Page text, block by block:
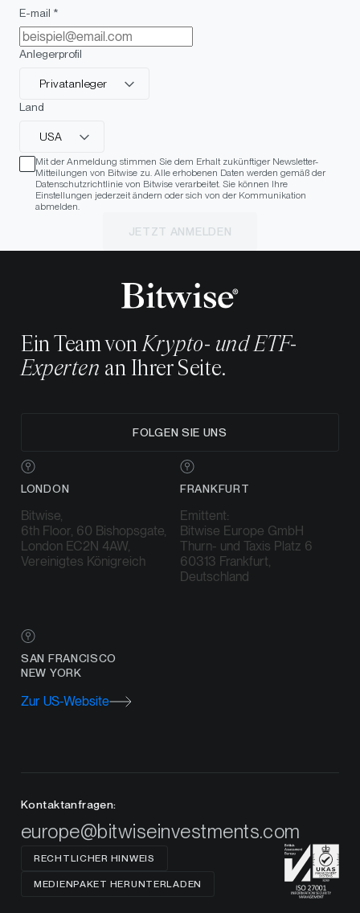
E-mail *
Anlegerprofil
Privatanleger
Land
USA
Mit der Anmeldung stimmen Sie dem Erhalt zukünftiger Newsletter-
Mitteilungen von Bitwise zu. Alle erhobenen Daten werden gemäß der
Datenschutzrichtlinie von Bitwise verarbeitet. Sie können Ihre
Einstellungen jederzeit ändern oder sich von der Kommunikation
abmelden.
JETZT ANMELDEN
Ein Team von Krypto- und ETF-
Experten an Ihrer Seite.
FOLGEN SIE UNS
LONDON
Bitwise,
6th Floor, 60 Bishopsgate,
London EC2N 4AW,
Vereinigtes Königreich
FRANKFURT
Emittent:
Bitwise Europe GmbH
Thurn- und Taxis Platz 6
60313 Frankfurt,
Deutschland
SAN FRANCISCO
NEW YORK
Zur US-Website
Kontaktanfragen:
europe@bitwiseinvestments.com
RECHTLICHER HINWEIS
MEDIENPAKET HERUNTERLADEN